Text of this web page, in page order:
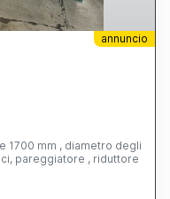
annuncio
1700 mm , diametro degli
pareggiatore , riduttore